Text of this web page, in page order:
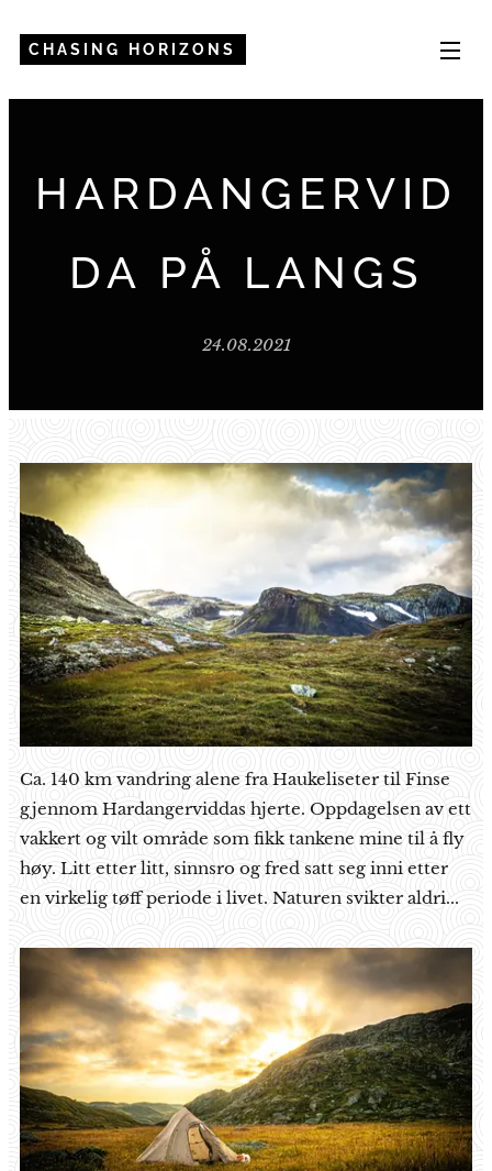
CHASING HORIZONS
HARDANGERVID
DA PÅ LANGS
24.08.2021
Ca. 140 km vandring alene fra Haukeliseter til Finse
gjennom Hardangerviddas hjerte. Oppdagelsen av ett
vakkert og vilt område som fikk tankene mine til å fly
høy. Litt etter litt, sinnsro og fred satt seg inni etter
en virkelig tøff periode i livet. Naturen svikter aldri...